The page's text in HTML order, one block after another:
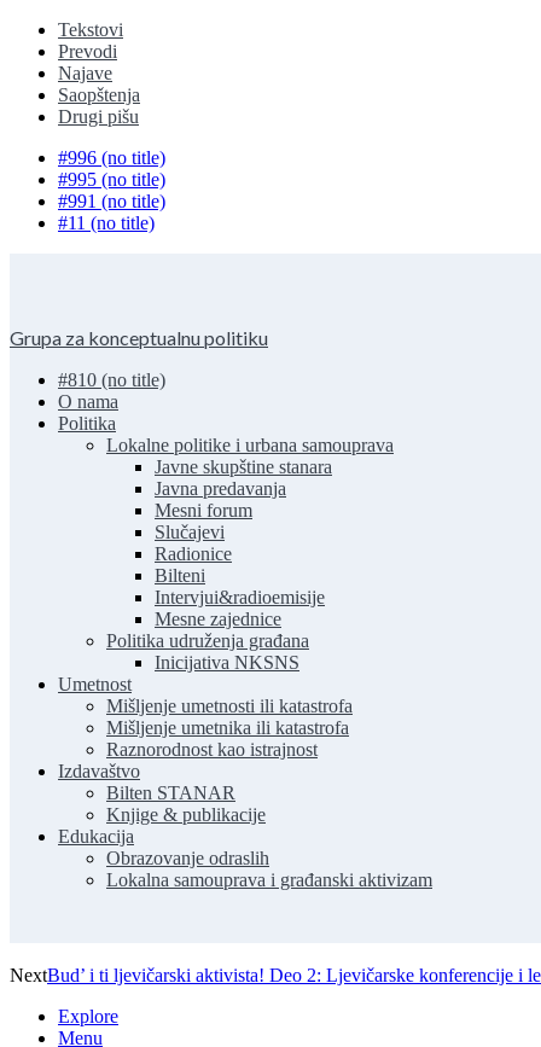
Tekstovi
Prevodi
Najave
Saopštenja
Drugi pišu
#996 (no title)
#995 (no title)
#991 (no title)
#11 (no title)
Grupa za konceptualnu politiku
#810 (no title)
O nama
Politika
Lokalne politike i urbana samouprava
Javne skupštine stanara
Javna predavanja
Mesni forum
Slučajevi
Radionice
Bilteni
Intervjui&radioemisije
Mesne zajednice
Politika udruženja građana
Inicijativa NKSNS
Umetnost
Mišljenje umetnosti ili katastrofa
Mišljenje umetnika ili katastrofa
Raznorodnost kao istrajnost
Izdavaštvo
Bilten STANAR
Knjige & publikacije
Edukacija
Obrazovanje odraslih
Lokalna samouprava i građanski aktivizam
NextBud’ i ti ljevičarski aktivista! Deo 2: Ljevičarske konferencije i
Explore
Menu